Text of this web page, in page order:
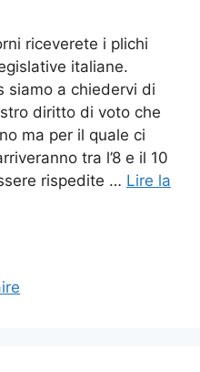
riceverete i plichi
italiane.
siamo a chiedervi di
diritto di voto che
ma per il quale ci
tra l’8 e il 10
rispedite … Lire la